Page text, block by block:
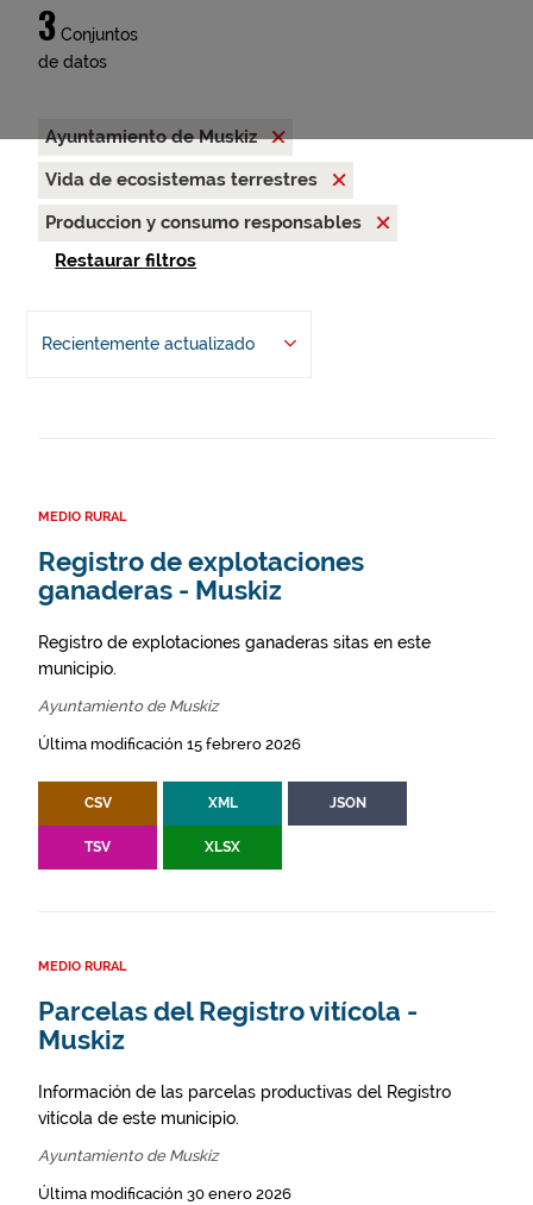
3 Conjuntos
de datos
Ayuntamiento de Muskiz
Vida de ecosistemas terrestres
Produccion y consumo responsables
Restaurar filtros
Recientemente actualizado
MEDIO RURAL
Registro de explotaciones
ganaderas - Muskiz
Registro de explotaciones ganaderas sitas en este
municipio.
Ayuntamiento de Muskiz
Última modificación 15 febrero 2026
CSV XML JSON
TSV XLSX
MEDIO RURAL
Parcelas del Registro vitícola -
Muskiz
Información de las parcelas productivas del Registro
vitícola de este municipio.
Ayuntamiento de Muskiz
Última modificación 30 enero 2026